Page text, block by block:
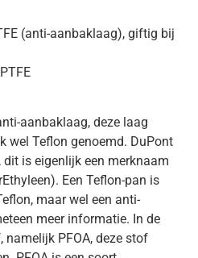
(anti-aanbaklaag), giftig bij
aanbaklaag, deze laag
wel Teflon genoemd. DuPont
dit is eigenlijk een merknaam
Een Teflon-pan is
maar wel een anti-
meer informatie. In de
namelijk PFOA, deze stof